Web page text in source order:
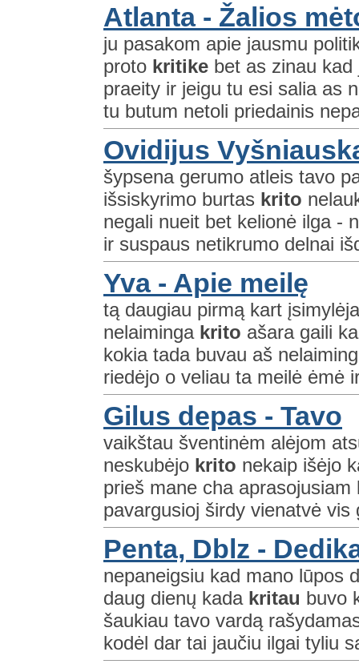
Atlanta - Žalios
ju pasakom apie jausmu
proto kritike bet as zinau
praeity ir jeigu tu esi salia as
tu butum netoli priedainis
Ovidijus
šypsena gerumo atleis tavo
išsiskyrimo burtas krito
negali nueit bet kelionė ilga -
ir suspaus netikrumo delnai
Yva - Apie meilę
tą daugiau pirmą kart
nelaiminga krito ašara gaili
kokia tada buvau aš
riedėjo o veliau ta meilė ėmė
Gilus depas - Tavo
vaikštau šventinėm alėjom
neskubėjo krito nekaip išėjo
prieš mane cha
pavargusioj širdy vienatvė
Penta, Dblz -
nepaneigsiu kad mano lūpos
daug dienų kada kritau buvo
šaukiau tavo vardą
kodėl dar tai jaučiu ilgai tyliu